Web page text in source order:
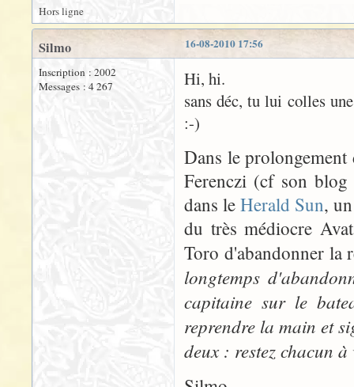
Hors ligne
16-08-2010 17:56
Silmo
Inscription : 2002
Messages : 4 267
Hi, hi.
sans déc, tu lui colles
:-)
Dans le prolongement
Ferenczi (cf son
dans leHerald Sun,
du très médiocre
Toro d'abandonner
longtemps
capitaine sur le
reprendre la main et
deux : restez chacun